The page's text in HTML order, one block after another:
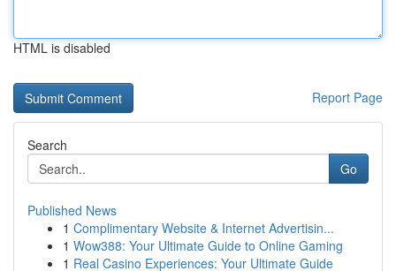
HTML is disabled
Report Page
Search
Go
Published News
1 Complimentary Website & Internet Advertisin...
1 Wow388: Your Ultimate Guide to Online Gaming
1 Real Casino Experiences: Your Ultimate Guide